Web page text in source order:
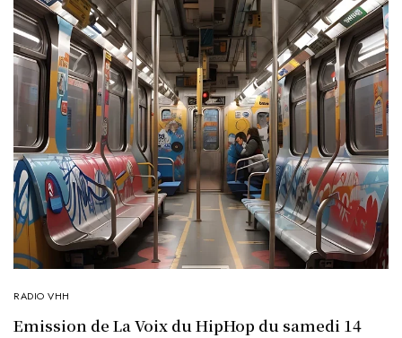
RADIO VHH
Emission de La Voix du HipHop du samedi 14